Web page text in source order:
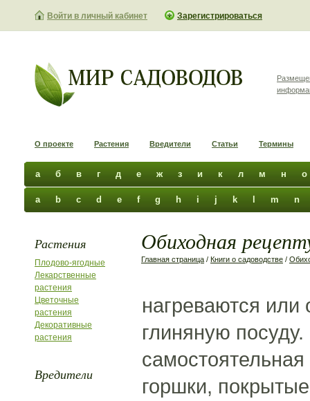
Войти в личный кабинет Зарегистрироваться
О проекте Растения Вредители Статьи Термины
а б в г д е ж з и к л м н о
a b c d e f g h i j k m n
Растения
Плодово-ягодные
Лекарственные
растения
Цветочные
растения
Декоративные
растения
Вредители
Обиходная
Главная страница / Книги о садоводстве /
нагреваются или
глиняную
горшки,